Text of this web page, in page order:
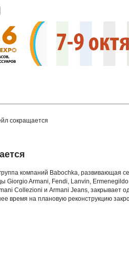
сокращается
компаний Babochka, развивающая
Giorgio Armani, Fendi, Lanvin,
Collezioni и Armani Jeans, закрывает
время на плановую реконструкцию